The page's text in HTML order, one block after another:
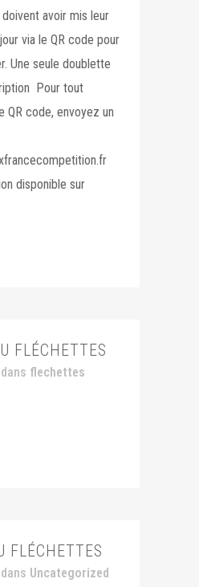
avoir mis leur
via le QR code pour
Une seule doublette
Pour tout
QR code, envoyez un
disponible sur
FLÉCHETTES
dans flechettes
FLÉCHETTES
dans Uncategorized